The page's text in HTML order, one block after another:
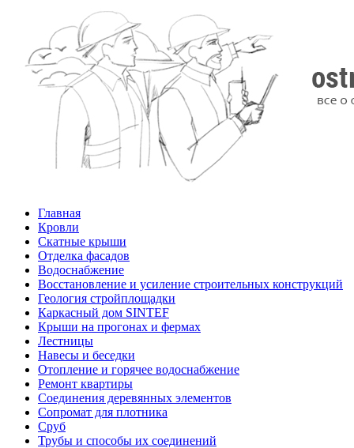
Главная
Кровли
Скатные крыши
Отделка фасадов
Водоснабжение
Восстановление и усиление строительных конструкций
Геология стройплощадки
Каркасный дом SINTEF
Крыши на прогонах и фермах
Лестницы
Навесы и беседки
Отопление и горячее водоснабжение
Ремонт квартиры
Соединения деревянных элементов
Сопромат для плотника
Сруб
Трубы и способы их соединений